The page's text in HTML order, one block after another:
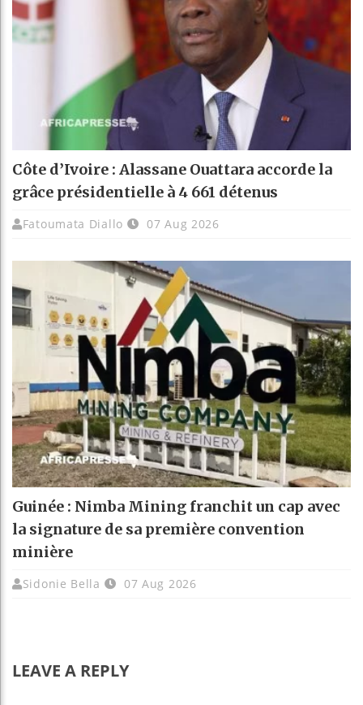
Côte d’Ivoire : Alassane Ouattara accorde la
grâce présidentielle à 4 661 détenus
Fatoumata Diallo 07 Aug 2026
Guinée : Nimba Mining franchit un cap avec
la signature de sa première convention
minière
Sidonie Bella 07 Aug 2026
LEAVE A REPLY